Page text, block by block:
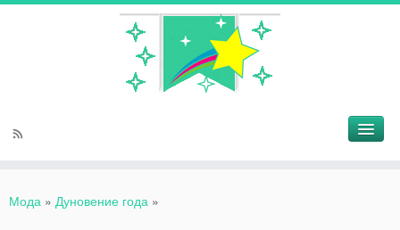
Мода » Дуновение года »